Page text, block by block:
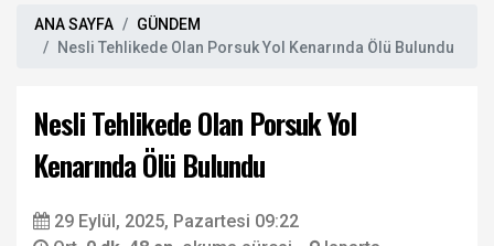
ANA SAYFA
GÜNDEM
Nesli Tehlikede Olan Porsuk Yol Kenarında Ölü Bulundu
Nesli Tehlikede Olan Porsuk Yol
Kenarında Ölü Bulundu
29 Eylül, 2025, Pazartesi 09:22